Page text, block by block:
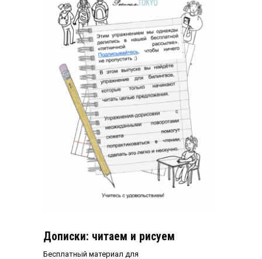
Дописки: читаем и рисуем
Бесплатный материал для